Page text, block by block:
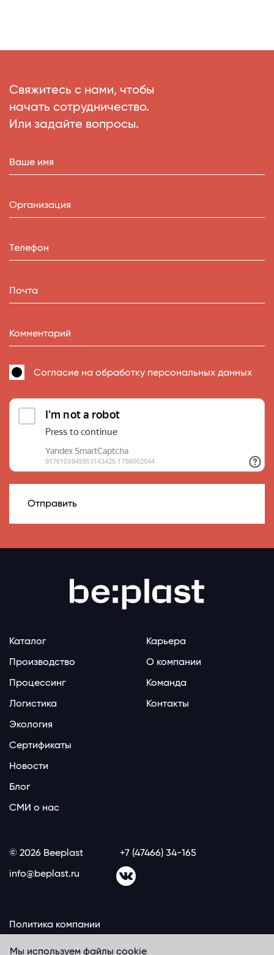
Свяжитесь с нами, чтобы
начать сотрудничество.
Или задайте вопросы.
Ваше имя
Организация
Телефон
Почта
Комментарий
Согласие на обработку персональных данных
Отправить
Каталог
Производство
Процессинг
Логистика
Экология
Сертификаты
Новости
Блог
СМИ о нас
Карьера
О компании
Команда
Контакты
© 2026 Beeplast
+7 (47466) 34-165
info@beplast.ru
Политика компании
Мы используем файлы cookie